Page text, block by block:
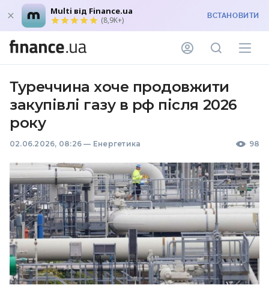
Multi від Finance.ua
(8,9K+) ВСТАНОВИТИ
Туреччина хоче продовжити
закупівлі газу в рф після 2026
року
02.06.2026, 08:26 — Енергетика 98